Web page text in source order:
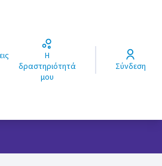
Η
δραστηριότητά
μου
Σύνδεση